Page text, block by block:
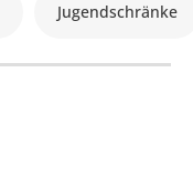
Jugendschränke